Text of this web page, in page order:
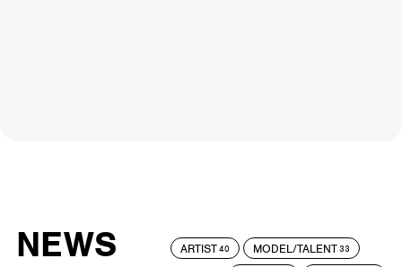
NEWS
ARTIST40 MODEL/TALENT33